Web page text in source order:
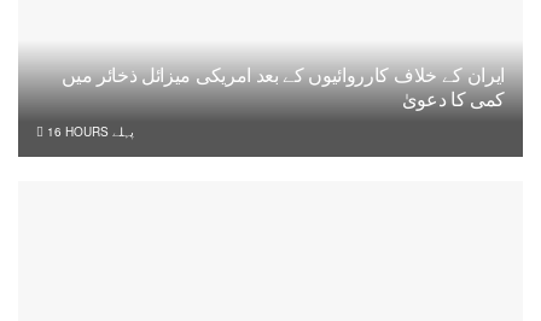
ایران کے خلاف کارروائیوں کے بعد امریکی میزائل ذخائر میں
کمی کا دعویٰ
16 HOURS پہلے